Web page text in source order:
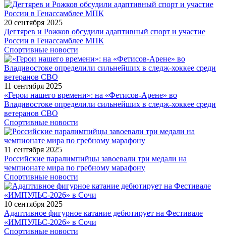
20 сентября 2025
Дегтярев и Рожков обсудили адаптивный спорт и участие
России в Генассамблее МПК
Спортивные новости
11 сентября 2025
«Герои нашего времени»: на «Фетисов-Арене» во
Владивостоке определили сильнейших в следж-хоккее среди
ветеранов СВО
Спортивные новости
11 сентября 2025
Российские паралимпийцы завоевали три медали на
чемпионате мира по гребному марафону
Спортивные новости
10 сентября 2025
Адаптивное фигурное катание дебютирует на Фестивале
«ИМПУЛЬС-2026» в Сочи
Спортивные новости